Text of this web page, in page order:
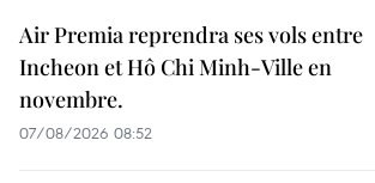
Air Premia reprendra ses vols entre
Incheon et Hô Chi Minh-Ville en
novembre.
07/08/2026 08:52